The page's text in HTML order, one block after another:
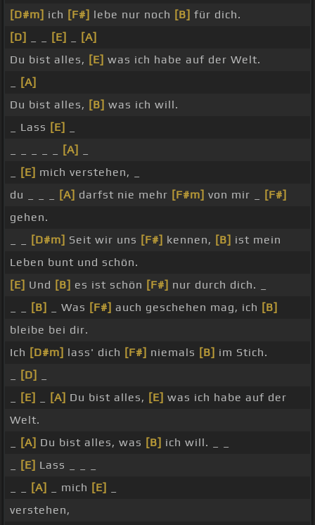
[D#m] ich [F#] lebe nur noch [B] für dich.
[D]
[E]
[A]
Du bist alles, [E] was ich habe auf der Welt.
[A]
Du bist alles, [B] was ich will.
_ Lass [E]
[A]
[E] mich verstehen, _
du _ _ _
[A] darfst nie mehr [F#m] von mir _
[F#]
gehen.
[D#m] Seit wir uns [F#] kennen, [B] ist mein
Leben bunt und schön.
[E] Und [B] es ist schön [F#] nur durch dich. _
[B] _ Was [F#] auch geschehen mag, ich [B]
bleibe bei dir.
Ich [D#m] lass' dich [F#] niemals [B] im Stich.
[D]
[E] [A] Du bist alles, [E] was ich habe auf der
Welt.
[A] Du bist alles, was [B] ich will. _ _
[E] Lass _ _ _
[A] _ mich [E]
verstehen,